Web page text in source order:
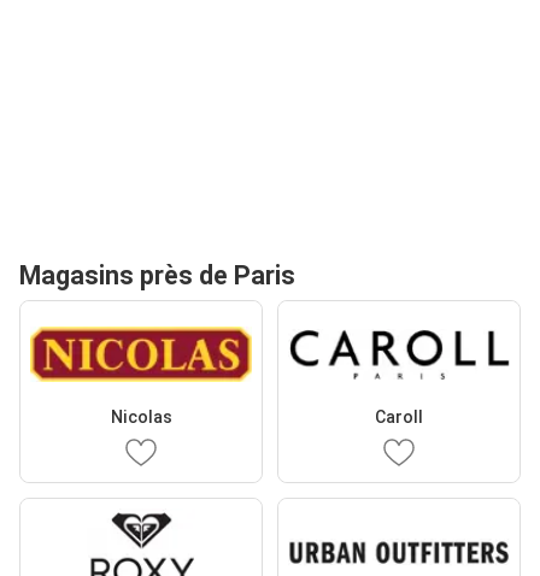
Magasins près de Paris
Nicolas Caroll